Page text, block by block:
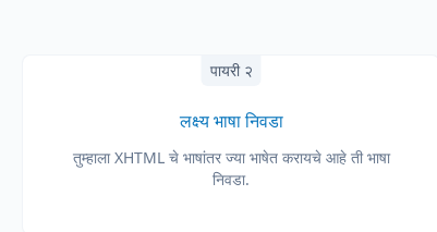
पायरी २
लक्ष्य भाषा निवडा
तुम्हाला XHTML चे भाषांतर ज्या भाषेत करायचे आहे ती भाषा
निवडा.